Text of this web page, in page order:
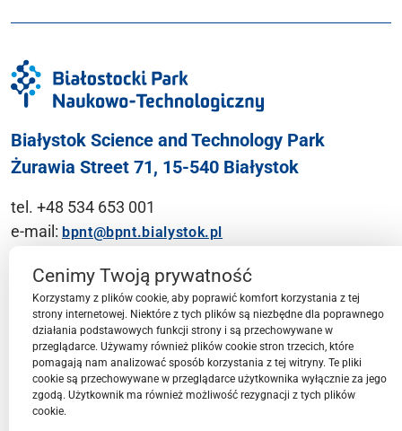
Białystok Science and Technology Park
Żurawia Street 71, 15-540 Białystok
tel. +48 534 653 001
e-mail: bpnt@bpnt.bialystok.pl
Contact
BPN-T Area
BPN-T Offer
Cenimy Twoją prywatność
Korzystamy z plików cookie, aby poprawić komfort korzystania z tej
strony internetowej. Niektóre z tych plików są niezbędne dla poprawnego
działania podstawowych funkcji strony i są przechowywane w
przeglądarce. Używamy również plików cookie stron trzecich, które
pomagają nam analizować sposób korzystania z tej witryny. Te pliki
cookie są przechowywane w przeglądarce użytkownika wyłącznie za jego
zgodą. Użytkownik ma również możliwość rezygnacji z tych plików
cookie.